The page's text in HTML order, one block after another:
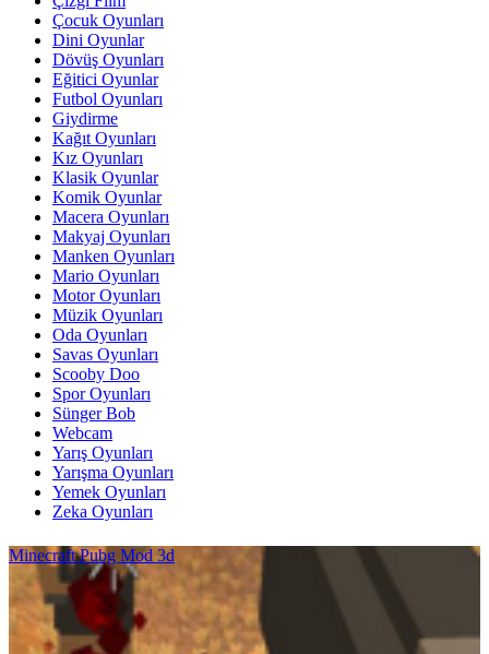
Çocuk Oyunları
Dini Oyunlar
Dövüş Oyunları
Eğitici Oyunlar
Futbol Oyunları
Giydirme
Kağıt Oyunları
Kız Oyunları
Klasik Oyunlar
Komik Oyunlar
Macera Oyunları
Makyaj Oyunları
Manken Oyunları
Mario Oyunları
Motor Oyunları
Müzik Oyunları
Oda Oyunları
Savas Oyunları
Scooby Doo
Spor Oyunları
Sünger Bob
Webcam
Yarış Oyunları
Yarışma Oyunları
Yemek Oyunları
Zeka Oyunları
Minecraft Pubg Mod 3d